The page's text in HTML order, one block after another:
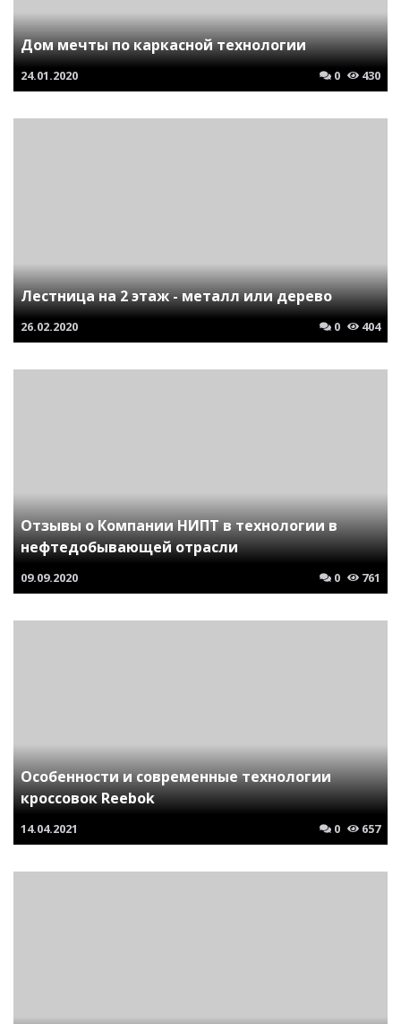
Дом мечты по каркасной технологии
24.01.2020 0 430
Лестница на 2 этаж - металл или дерево
26.02.2020 0 404
Отзывы о Компании НИПТ в технологии в
нефтедобывающей отрасли
09.09.2020 0 761
Особенности и современные технологии
кроссовок Reebok
14.04.2021 0 657